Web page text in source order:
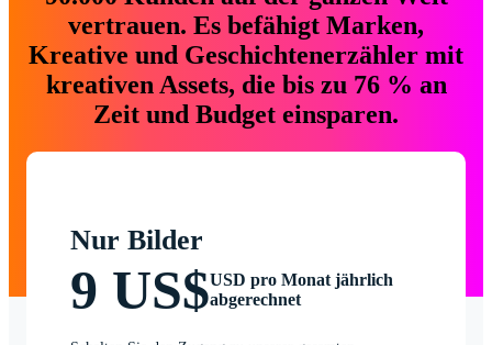
vertrauen. Es befähigt Marken,
Kreative und Geschichtenerzähler mit
kreativen Assets, die bis zu 76 % an
Zeit und Budget einsparen.
Nur Bilder
9 US$USD pro Monat jährlich
abgerechnet